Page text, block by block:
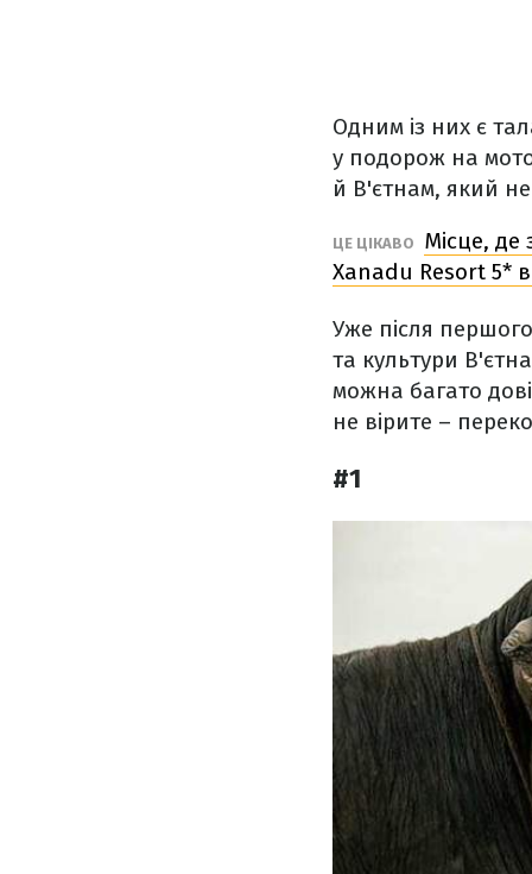
Одним із них є
у подорож на
й В'єтнам, який
ЦЕ ЦІКАВО
Місце, де
Xanadu Resort 5*
Уже після
та культури
можна багато
не вірите –
#1